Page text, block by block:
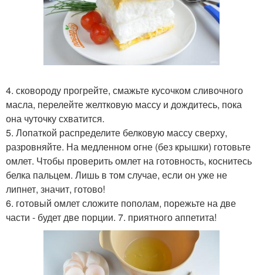
4. сковороду прогрейте, смажьте кусочком сливочного
масла, перелейте желтковую массу и дождитесь, пока
она чуточку схватится.
5. Лопаткой распределите белковую массу сверху,
разровняйте. На медленном огне (без крышки) готовьте
омлет. Чтобы проверить омлет на готовность, коснитесь
белка пальцем. Лишь в том случае, если он уже не
липнет, значит, готово!
6. готовый омлет сложите пополам, порежьте на две
части - будет две порции. 7. приятного аппетита!